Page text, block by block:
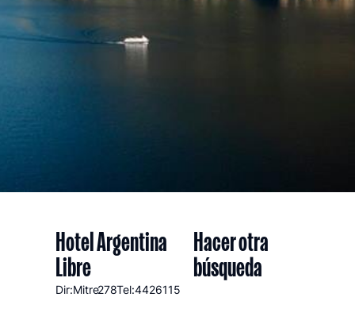
Hotel Argentina
Libre
Dir:Mitre278Tel:4426115
Hacer otra
búsqueda